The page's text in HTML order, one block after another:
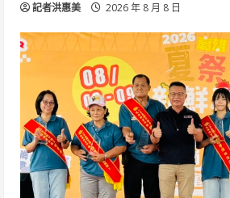
記者洪惠美 2026 年 8 月 8 日